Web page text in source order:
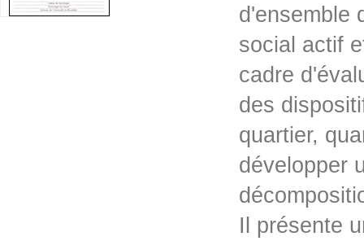
d'ensemble
social actif
cadre
des
quartier,
développer
Il présente